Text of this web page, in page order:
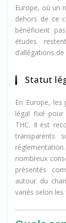
notamment
Europe, où un
dehors de ce
bénéficient
études
En Europe,
légal fixé pour
THC. Il est
transparents
nombreux
présentés
autour du